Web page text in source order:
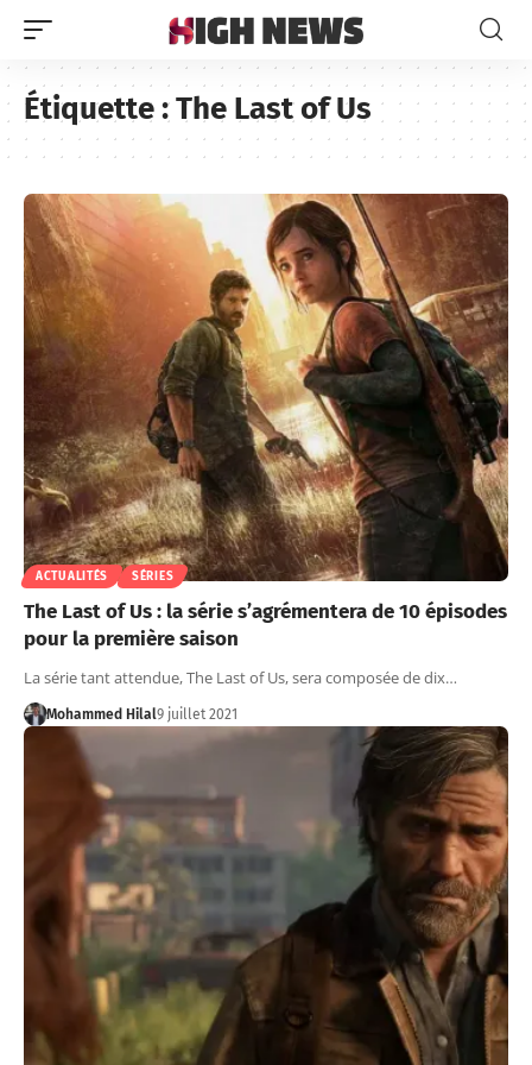
Étiquette :The Last of Us
ACTUALITÉS SÉRIES
The Last of Us : la série s’agrémentera de 10 épisodes
pour la première saison
La série tant attendue, The Last of Us, sera composée de dix…
Mohammed Hilal9 juillet 2021